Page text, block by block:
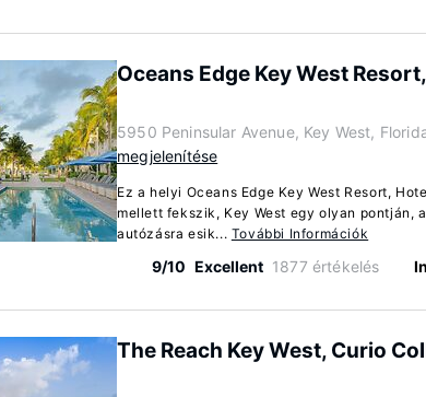
Oceans Edge Key West
5950 Peninsular Avenue, Key West,
megjelenítése
Ez a helyi Oceans Edge Key West Resort,
mellett fekszik, Key West egy olyan pontján,
autózásra esik... További Információk
9/10 Excellent 1877 értékelés
The Reach Key West, Curio